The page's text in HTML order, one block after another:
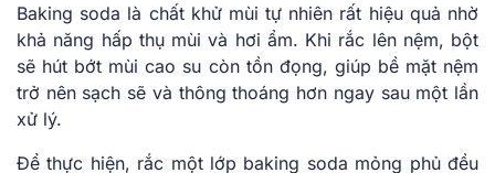
Baking soda là chất khử mùi tự nhiên rất hiệu quả nhờ
khả năng hấp thụ mùi và hơi ẩm. Khi rắc lên nệm, bột
sẽ hút bớt mùi cao su còn tồn đọng, giúp bề mặt nệm
trở nên sạch sẽ và thông thoáng hơn ngay sau một lần
xử lý.
Để thực hiện, rắc một lớp baking soda mỏng phủ đều